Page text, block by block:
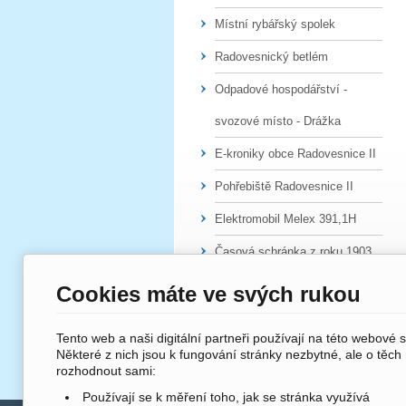
Místní rybářský spolek
Radovesnický betlém
Odpadové hospodářství -
svozové místo - Drážka
E-kroniky obce Radovesnice II
Pohřebiště Radovesnice II
Elektromobil Melex 391,1H
Časová schránka z roku 1903
Cookies máte ve svých rukou
Tento web a naši digitální partneři používají na této webové
Některé z nich jsou k fungování stránky nezbytné, ale o
rozhodnout sami:
Používají se k měření toho, jak se stránka využívá